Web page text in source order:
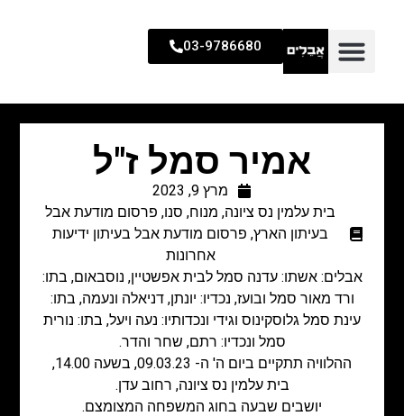
03-9786680
אמיר סמל ז"ל
מרץ 9, 2023
בית עלמין נס ציונה, מנוח, סנו, פרסום מודעת אבל
בעיתון הארץ, פרסום מודעת אבל בעיתון ידיעות
אחרונות
אבלים: אשתו: עדנה סמל לבית אפשטיין, נוסבאום, בתו:
ורד מאור סמל ובועז, נכדיו: יונתן, דניאלה ונעמה, בתו:
עינת סמל גלוסקינוס וגידי ונכדותיו: נעה ויעל, בתו: נורית
סמל ונכדיו: רתם, שחר והדר.
ההלוויה תתקיים ביום ה' ה- 09.03.23, בשעה 14.00,
בית עלמין נס ציונה, רחוב עדן.
יושבים שבעה בחוג המשפחה המצומצם.